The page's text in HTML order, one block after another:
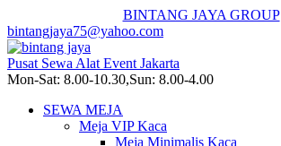
BINTANG JAYA GROUP
bintangjaya75@yahoo.com
Pusat Sewa Alat Event Jakarta
Mon-Sat: 8.00-10.30,Sun: 8.00-4.00
SEWA MEJA
Meja VIP Kaca
Meja Minimalis Kaca